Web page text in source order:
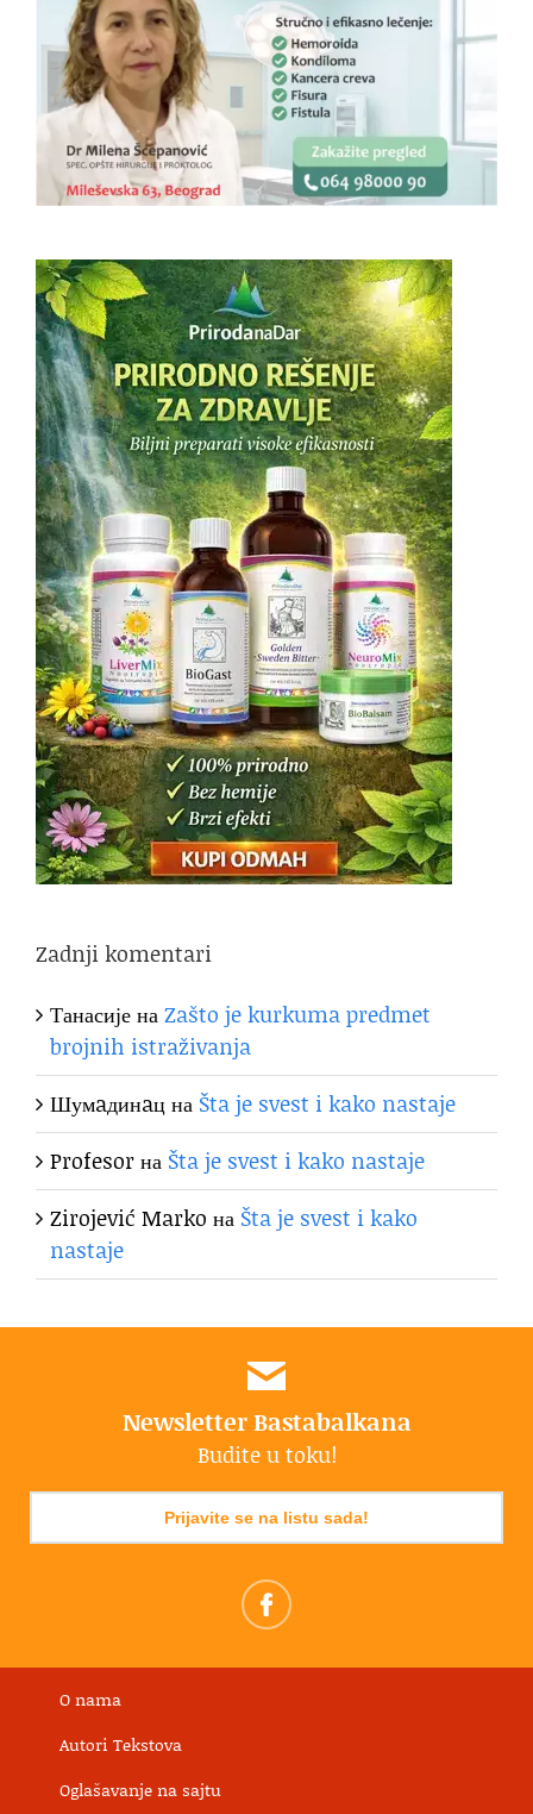
Zadnji komentari
ТанасијенаZašto je kurkuma predmet
brojnih istraživanja
Шумaдинaцна Šta je svest i kako nastaje
Profesorна Šta je svest i kako nastaje
Zirojević Marko на Šta je svest i kako
nastaje
Newsletter Bastabalkana
Budite u toku!
Prijavite se na listu sada!
O nama
Autori Tekstova
Oglašavanje na sajtu